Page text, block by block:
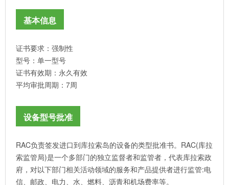
基本信息
证书要求：强制性
型号：单一型号
证书有效期：永久有效
平均审批周期：7周
设备型号批准
RAC负责签发进口到库拉索岛的设备的类型批准书。RAC(库拉
索监管局)是一个多部门的独立监督者和监管者，代表库拉索政
府，对以下部门相关活动领域的服务和产品提供者进行监管:电
信、邮政、电力、水、燃料、沥青和机场费率等。